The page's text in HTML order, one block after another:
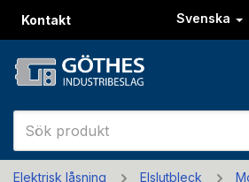
Kontakt Svenska
Elektrisk låsning Elslutbleck